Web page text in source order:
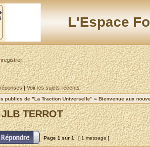
L'Espace
|Voir les sujets récents
publics de "La Traction Universelle" » Bienvenue aux
TERROT
Page1sur1 [ 1 message ]